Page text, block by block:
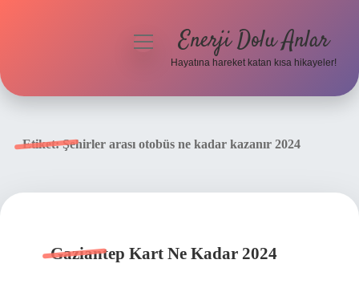
menüyüEnerji Dolu Anlar
Hayatına hareket katan kısa hikayeler!
Etiket:Şehirler arası otobüs ne kadar kazanır 2024
Gaziantep Kart Ne Kadar 2024